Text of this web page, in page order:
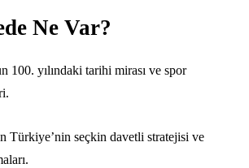
Ne Var?
100. yılındaki tarihi mirası ve spor
Türkiye’nin seçkin davetli stratejisi ve